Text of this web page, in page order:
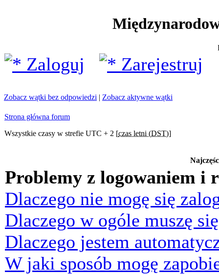
Zaloguj Zarejestruj
Zobacz wątki bez odpowiedzi | Zobacz aktywne wątki
Strona główna forum
Wszystkie czasy w strefie UTC + 2 [czas letni (DST)]
Problemy z logowaniem i
Dlaczego nie mogę się
Dlaczego w ogóle muszę
Dlaczego jestem
W jaki sposób mogę